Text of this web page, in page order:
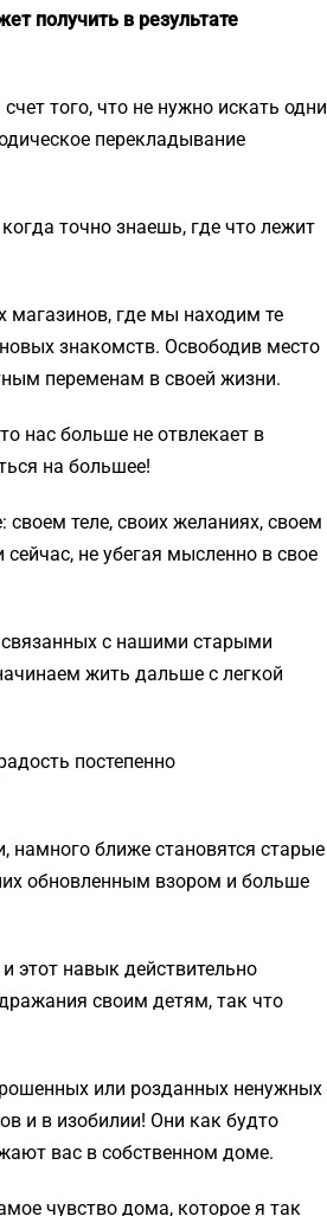
получить в результате
того, что не нужно искать одни
перекладывание
точно знаешь, где что лежит
где мы находим те
знакомств. Освободив место
переменам в своей жизни.
нас больше не отвлекает в
на большее!
своем теле, своих желаниях, своем
не убегая мысленно в свое
с нашими старыми
жить дальше с легкой
постепенно
ближе становятся старые
обновленным взором и больше
этот навык действительно
своим детям, так что
или розданных ненужных
и в изобилии! Они как будто
вас в собственном доме.
чувство дома, которое я так